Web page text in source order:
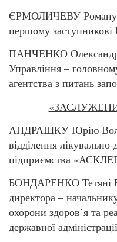
ЄРМОЛИЧЕВУ Роману
першому заступникові
ПАНЧЕНКО
Управління –
агентства з питань
АНДРАШКУ Юрію
відділення
підприємства
БОНДАРЕНКО Тетяні
директора –
охорони здоров’я та
державної адміністрації